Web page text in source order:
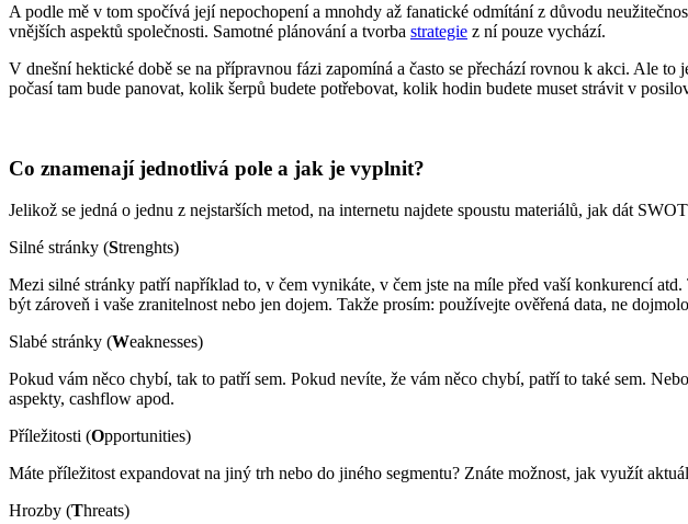
A podle mě v tom spočívá její nepochopení a mnohdy až fanatické odmítání z důvodu
vnějších aspektů společnosti. Samotné plánování a tvorba strategie z ní pouze vychází.
V dnešní hektické době se na přípravnou fázi zapomíná a často se přechází rovnou k akci. Ale
počasí tam bude panovat, kolik šerpů budete potřebovat, kolik hodin budete muset strávit v
Co znamenají jednotlivá pole a jak je vyplnit?
Jelikož se jedná o jednu z nejstarších metod, na internetu najdete spoustu materiálů, jak dát
Silné stránky (Strenghts)
Mezi silné stránky patří například to, v čem vynikáte, v čem jste na míle před vaší konkurencí
být zároveň i vaše zranitelnost nebo jen dojem. Takže prosím: používejte ověřená data, ne
Slabé stránky (Weaknesses)
Pokud vám něco chybí, tak to patří sem. Pokud nevíte, že vám něco chybí, patří to také sem.
aspekty, cashflow apod.
Příležitosti (Opportunities)
Máte příležitost expandovat na jiný trh nebo do jiného segmentu? Znáte možnost, jak využít
Hrozby (Threats)